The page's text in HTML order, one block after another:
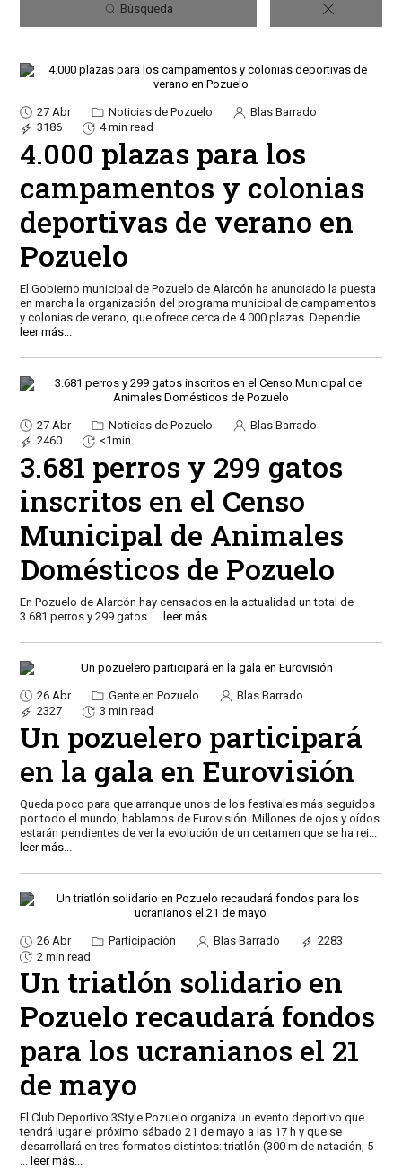
Búsqueda
27 Abr Noticias de Pozuelo
Blas Barrado
3186
4 min read
4.000 plazas para los
campamentos y colonias
deportivas de verano en
Pozuelo
El Gobierno municipal de Pozuelo de Alarcón ha anunciado la puesta
en marcha la organización del programa municipal de campamentos
y colonias de verano, que ofrece cerca de 4.000 plazas. Dependie...
leer más...
27 Abr Noticias de Pozuelo
Blas Barrado
2460
<1min
3.681 perros y 299 gatos
inscritos en el Censo
Municipal de Animales
Domésticos de Pozuelo
En Pozuelo de Alarcón hay censados en la actualidad un total de
3.681 perros y 299 gatos.
leer más...
26 Abr Gente en Pozuelo
Blas Barrado
2327
3 min read
Un pozuelero participará
en la gala en Eurovisión
Queda poco para que arranque unos de los festivales más seguidos
por todo el mundo, hablamos de Eurovisión. Millones de ojos y oídos
estarán pendientes de ver la evolución de un certamen que se ha rei...
leer más...
26 Abr Participación Blas Barrado
2283
2 min read
Un triatlón solidario en
Pozuelo recaudará fondos
para los ucranianos el 21
de mayo
El Club Deportivo 3Style Pozuelo organiza un evento deportivo que
tendrá lugar el próximo sábado 21 de mayo a las 17 h y que se
desarrollará en tres formatos distintos: triatlón (300 m de natación, 5
... leer más...